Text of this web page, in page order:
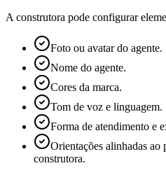
A construtora pode configurar
Foto ou avatar do agente.
Nome do agente.
Cores da marca.
Tom de voz e linguagem.
Forma de atendimento e
Orientações alinhadas ao
construtora.